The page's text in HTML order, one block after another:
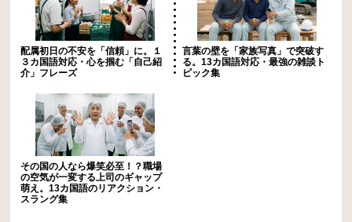
配属初日の不安を「信頼」に。１
３カ国語対応・心を掴む「自己紹
介」フレーズ
言葉の壁を「家族写真」で突破す
る。13カ国語対応・最強の雑談ト
ピック集
その国の人なら爆笑必至！？職場
の空気が一変する上司のギャップ
萌え。13カ国語のリアクション・
スラング集